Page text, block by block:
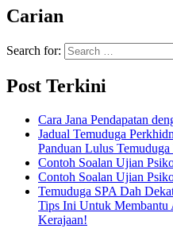
Carian
Search for:
Post Terkini
Cara Jana Pendapatan
Jadual Temuduga
Panduan Lulus
Contoh Soalan Ujian
Contoh Soalan Ujian
Temuduga SPA Dah
Tips Ini Untuk Membantu
Kerajaan!